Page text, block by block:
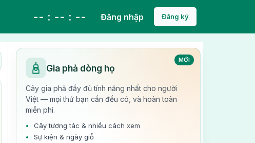
-- : -- : -- Đăng nhập Đăng ký
MỚI
Gia phả dòng họ
Cây gia phả đầy đủ tính năng nhất cho người
Việt — mọi thứ bạn cần đều có, và hoàn toàn
miễn phí.
Cây tương tác & nhiều cách xem
Sự kiện & ngày giỗ